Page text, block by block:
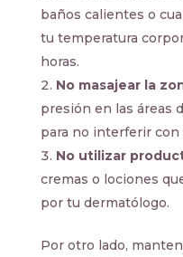
baños calientes o
tu temperatura
horas.
No masajear la
presión en las áreas
para no interferir
No utilizar
cremas o lociones
por tu dermatólogo.
Por otro lado,